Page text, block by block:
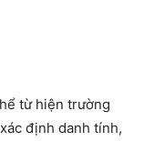
từ hiện trường
định danh tính,